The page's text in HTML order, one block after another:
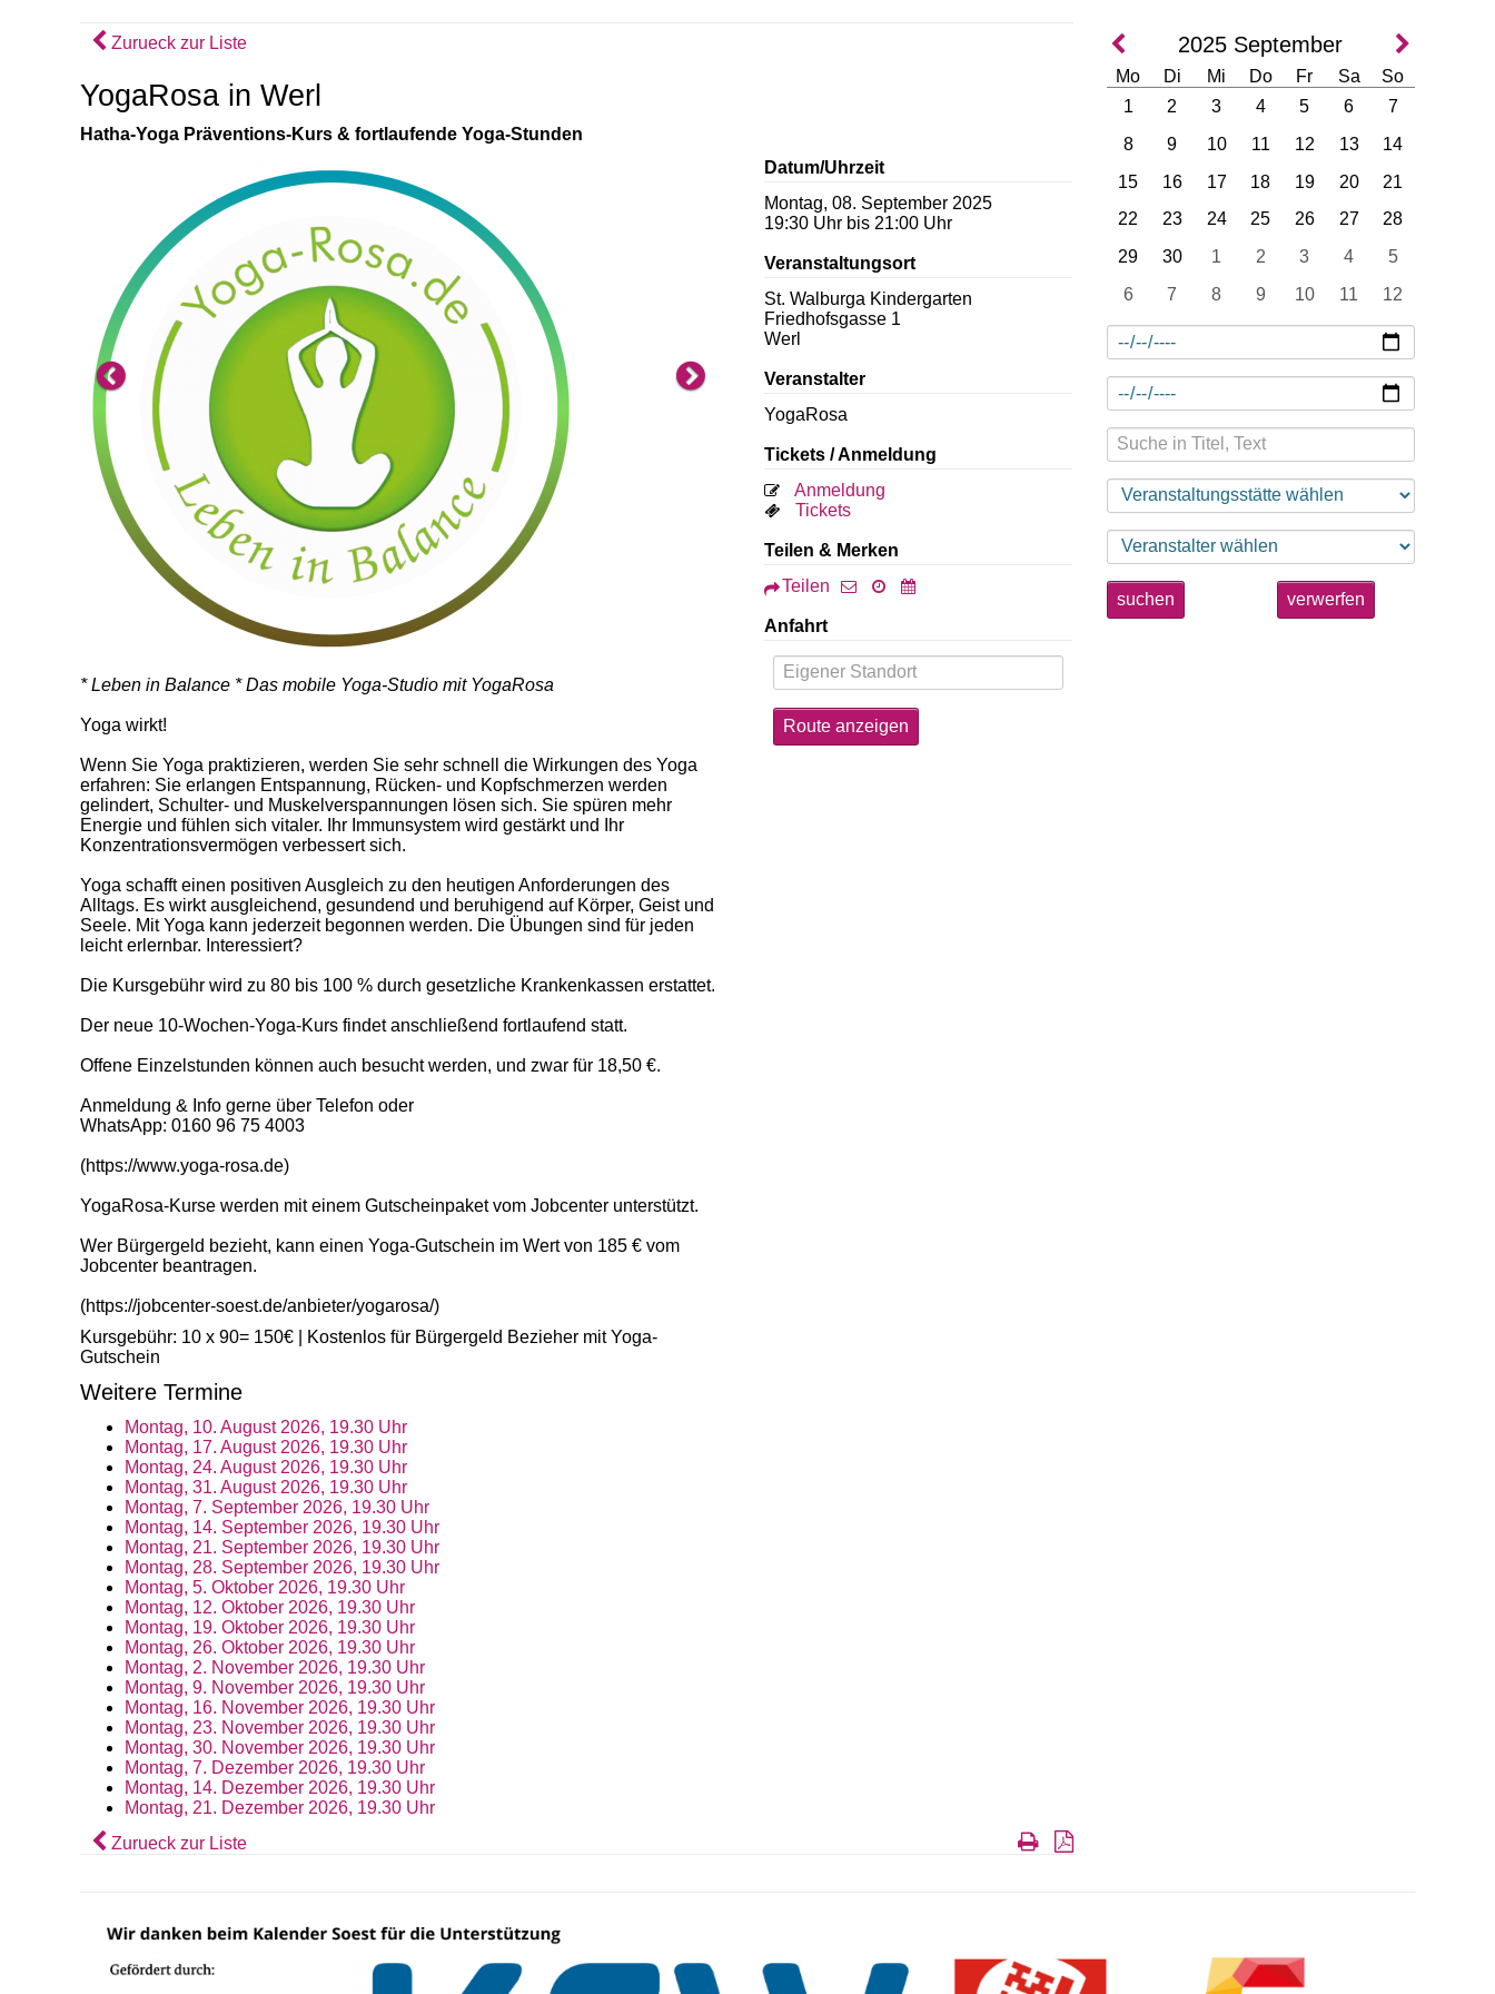
Zurueck zur Liste
YogaRosa in Werl
Hatha-Yoga Präventions-Kurs & fortlaufende Yoga-Stunden
* Leben in Balance * Das mobile Yoga-Studio mit YogaRosa
Yoga wirkt!
Wenn Sie Yoga praktizieren, werden Sie sehr schnell die Wirkungen des Yoga
erfahren: Sie erlangen Entspannung, Rücken- und Kopfschmerzen werden
gelindert, Schulter- und Muskelverspannungen lösen sich. Sie spüren mehr
Energie und fühlen sich vitaler. Ihr Immunsystem wird gestärkt und Ihr
Konzentrationsvermögen verbessert sich.
Yoga schafft einen positiven Ausgleich zu den heutigen Anforderungen des
Alltags. Es wirkt ausgleichend, gesundend und beruhigend auf Körper, Geist und
Seele. Mit Yoga kann jederzeit begonnen werden. Die Übungen sind für jeden
leicht erlernbar. Interessiert?
Die Kursgebühr wird zu 80 bis 100 % durch gesetzliche Krankenkassen erstattet.
Der neue 10-Wochen-Yoga-Kurs findet anschließend fortlaufend statt.
Offene Einzelstunden können auch besucht werden, und zwar für 18,50 €.
Anmeldung & Info gerne über Telefon oder
WhatsApp: 0160 96 75 4003
(https://www.yoga-rosa.de)
YogaRosa-Kurse werden mit einem Gutscheinpaket vom Jobcenter unterstützt.
Wer Bürgergeld bezieht, kann einen Yoga-Gutschein im Wert von 185 € vom
Jobcenter beantragen.
(https://jobcenter-soest.de/anbieter/yogarosa/)
Kursgebühr: 10 x 90= 150€ | Kostenlos für Bürgergeld Bezieher mit Yoga-
Gutschein
Weitere Termine
Montag, 10. August 2026, 19.30 Uhr
Montag, 17. August 2026, 19.30 Uhr
Montag, 24. August 2026, 19.30 Uhr
Montag, 31. August 2026, 19.30 Uhr
Montag, 7. September 2026, 19.30 Uhr
Montag, 14. September 2026, 19.30 Uhr
Montag, 21. September 2026, 19.30 Uhr
Montag, 28. September 2026, 19.30 Uhr
Montag, 5. Oktober 2026, 19.30 Uhr
Montag, 12. Oktober 2026, 19.30 Uhr
Montag, 19. Oktober 2026, 19.30 Uhr
Montag, 26. Oktober 2026, 19.30 Uhr
Montag, 2. November 2026, 19.30 Uhr
Montag, 9. November 2026, 19.30 Uhr
Montag, 16. November 2026, 19.30 Uhr
Montag, 23. November 2026, 19.30 Uhr
Montag, 30. November 2026, 19.30 Uhr
Montag, 7. Dezember 2026, 19.30 Uhr
Montag, 14. Dezember 2026, 19.30 Uhr
Montag, 21. Dezember 2026, 19.30 Uhr
Datum/Uhrzeit
Montag, 08. September 2025
19:30 Uhr bis 21:00 Uhr
Veranstaltungsort
St. Walburga Kindergarten
Friedhofsgasse 1
Werl
Veranstalter
YogaRosa
Tickets / Anmeldung
Anmeldung
Tickets
Teilen & Merken
Teilen
Anfahrt
Zurueck zur Liste
2025 September
Mo Di Mi Do Fr Sa
So
1
2 3 4 5 6
7
8
9 10 11 12 13
14
15
16 17 18 19 20
21
22
23 24 25 26 27
28
29
30 1 2 3 4
5
6
7 8 9 10 11 12
suchen verwerfen